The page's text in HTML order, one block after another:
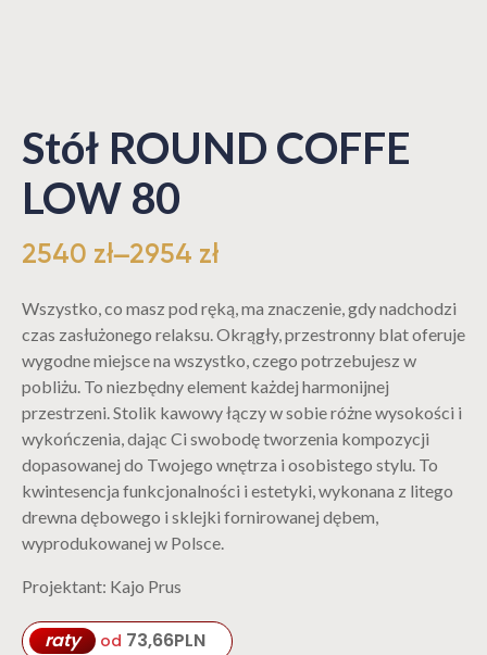
Stół ROUND COFFE
LOW 80
2540 zł–2954 zł
Wszystko, co masz pod ręką, ma znaczenie, gdy nadchodzi
czas zasłużonego relaksu. Okrągły, przestronny blat oferuje
wygodne miejsce na wszystko, czego potrzebujesz w
pobliżu. To niezbędny element każdej harmonijnej
przestrzeni. Stolik kawowy łączy w sobie różne wysokości i
wykończenia, dając Ci swobodę tworzenia kompozycji
dopasowanej do Twojego wnętrza i osobistego stylu. To
kwintesencja funkcjonalności i estetyki, wykonana z litego
drewna dębowego i sklejki fornirowanej dębem,
wyprodukowanej w Polsce.
Projektant: Kajo Prus
raty od 73,66PLN